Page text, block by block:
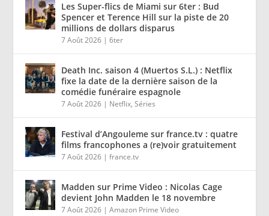
Les Super-flics de Miami sur 6ter : Bud
Spencer et Terence Hill sur la piste de 20
millions de dollars disparus
7 Août 2026 |6ter
Death Inc. saison 4 (Muertos S.L.) : Netflix
fixe la date de la dernière saison de la
comédie funéraire espagnole
7 Août 2026 | Netflix,Séries
Festival d’Angouleme sur france.tv : quatre
films francophones a (re)voir gratuitement
7 Août 2026 |france.tv
Madden sur Prime Video : Nicolas Cage
devient John Madden le 18 novembre
7 Août 2026 |Amazon Prime Video